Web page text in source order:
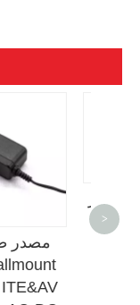
كابل ولاعة السجائر
>